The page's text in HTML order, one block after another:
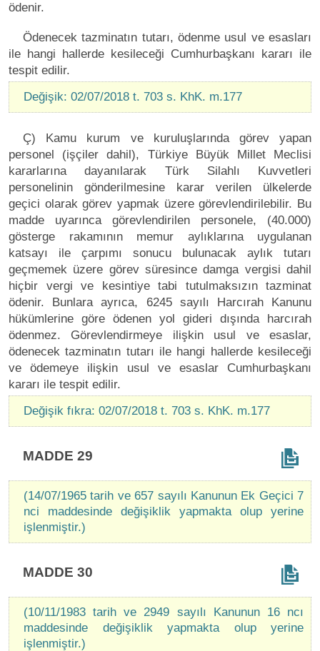
ödenir.
Ödenecek tazminatın tutarı, ödenme usul ve esasları
ile hangi hallerde kesileceği Cumhurbaşkanı kararı ile
tespit edilir.
Değişik: 02/07/2018 t. 703 s. KhK. m.177
Ç) Kamu kurum ve kuruluşlarında görev yapan
personel (işçiler dahil), Türkiye Büyük Millet Meclisi
kararlarına dayanılarak Türk Silahlı Kuvvetleri
personelinin gönderilmesine karar verilen ülkelerde
geçici olarak görev yapmak üzere görevlendirilebilir. Bu
madde uyarınca görevlendirilen personele, (40.000)
gösterge rakamının memur aylıklarına uygulanan
katsayı ile çarpımı sonucu bulunacak aylık tutarı
geçmemek üzere görev süresince damga vergisi dahil
hiçbir vergi ve kesintiye tabi tutulmaksızın tazminat
ödenir. Bunlara ayrıca, 6245 sayılı Harcırah Kanunu
hükümlerine göre ödenen yol gideri dışında harcırah
ödenmez. Görevlendirmeye ilişkin usul ve esaslar,
ödenecek tazminatın tutarı ile hangi hallerde kesileceği
ve ödemeye ilişkin usul ve esaslar Cumhurbaşkanı
kararı ile tespit edilir.
Değişik fıkra: 02/07/2018 t. 703 s. KhK. m.177
MADDE 29
(14/07/1965 tarih ve 657 sayılı Kanunun Ek Geçici 7
nci maddesinde değişiklik yapmakta olup yerine
işlenmiştir.)
MADDE 30
(10/11/1983 tarih ve 2949 sayılı Kanunun 16 ncı
maddesinde değişiklik yapmakta olup yerine
işlenmiştir.)